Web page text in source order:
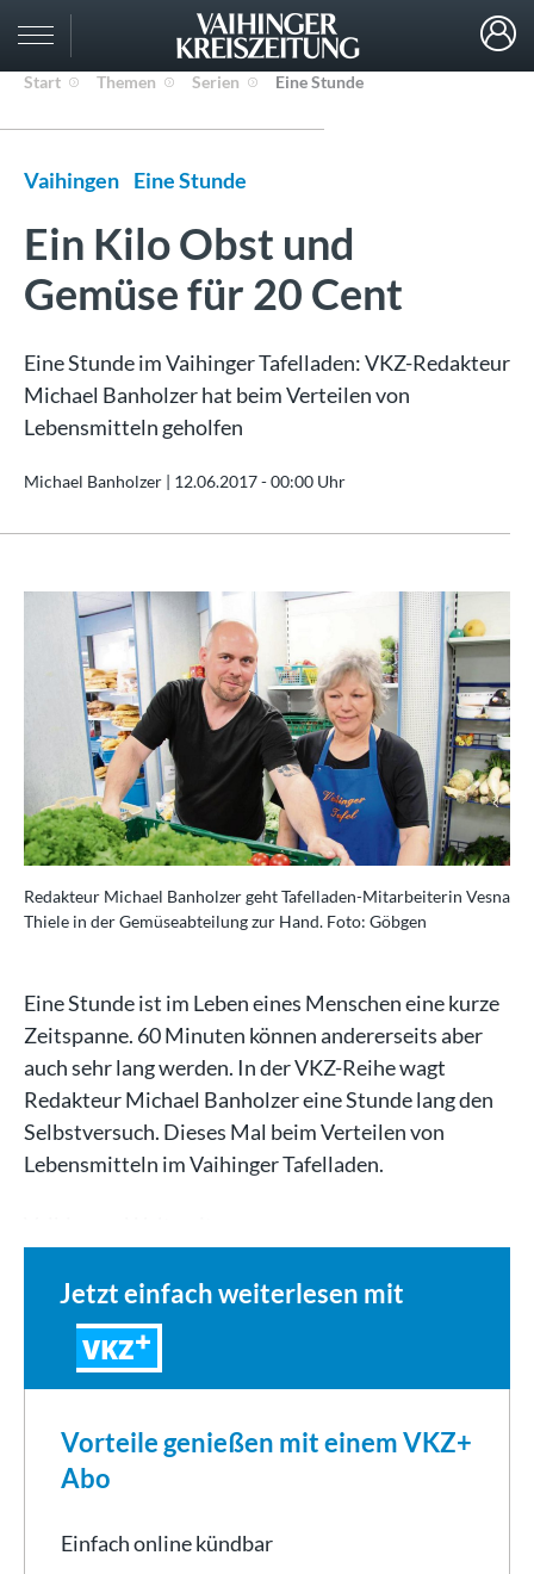
Start Themen Serien Eine Stunde
Vaihingen Eine Stunde
Ein Kilo Obst und
Gemüse für 20 Cent
Eine Stunde im Vaihinger Tafelladen: VKZ-Redakteur
Michael Banholzer hat beim Verteilen von
Lebensmitteln geholfen
Michael Banholzer | 12.06.2017 - 00:00 Uhr
Redakteur Michael Banholzer geht Tafelladen-Mitarbeiterin Vesna
Thiele in der Gemüseabteilung zur Hand. Foto: Göbgen
Eine Stunde ist im Leben eines Menschen eine kurze
Zeitspanne. 60 Minuten können andererseits aber
auch sehr lang werden. In der VKZ-Reihe wagt
Redakteur Michael Banholzer eine Stunde lang den
Selbstversuch. Dieses Mal beim Verteilen von
Lebensmitteln im Vaihinger Tafelladen.
Jetzt einfach weiterlesen mit
VKZ
Vorteile genießen mit einem VKZ+
Abo
Einfach online kündbar